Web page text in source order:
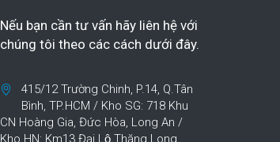
Nếu bạn cần tư vấn hãy liên hệ với
chúng tôi theo các cách dưới đây.
415/12 Trường Chinh, P.14, Q.Tân
Bình, TP.HCM / Kho SG: 718 Khu
CN Hoàng Gia, Đức Hòa, Long An /
Kho HN: Km13 Đại Lộ Thăng Long,